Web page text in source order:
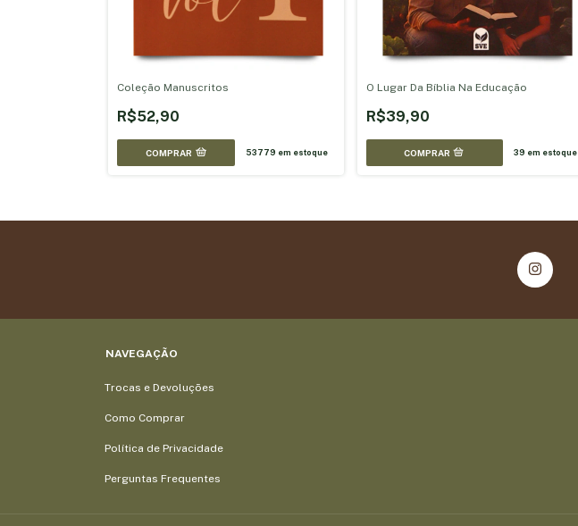
Coleção Manuscritos
R$52,90
COMPRAR 53779 em estoque
O Lugar Da Bíblia Na Educação
R$39,90
39 em estoque
NAVEGAÇÃO
Trocas e Devoluções
Como Comprar
Política de Privacidade
Perguntas Frequentes